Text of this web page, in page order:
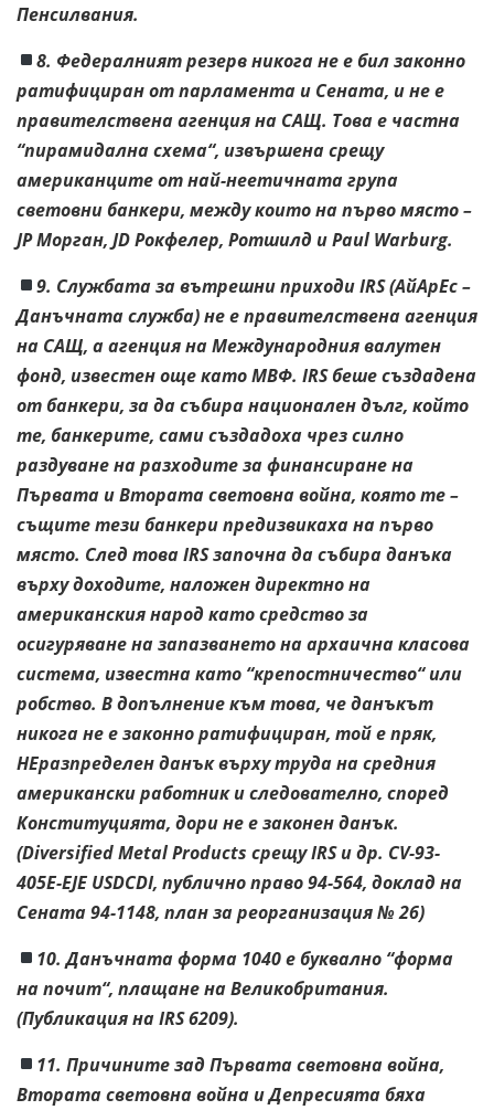
Пенсилвания.
8. Федералният резерв никога не е бил законно
ратифициран от парламента и Сената, и не е
правителствена агенция на САЩ. Това е частна
“пирамидална схема“, извършена срещу
американците от най-неетичната група
световни банкери, между които на първо място –
JP Морган, JD Рокфелер, Ротшилд и Paul Warburg.
9. Службата за вътрешни приходи IRS (АйАрЕс –
Данъчната служба) не е правителствена агенция
на САЩ, а агенция на Международния валутен
фонд, известен още като МВФ. IRS беше създадена
от банкери, за да събира национален дълг, който
те, банкерите, сами създадоха чрез силно
раздуване на разходите за финансиране на
Първата и Втората световна война, която те –
същите тези банкери предизвикаха на първо
място. След това IRS започна да събира данъка
върху доходите, наложен директно на
американския народ като средство за
осигуряване на запазването на архаична класова
система, известна като “крепостничество“ или
робство. В допълнение към това, че данъкът
никога не е законно ратифициран, той е пряк,
НЕразпределен данък върху труда на средния
американски работник и следователно, според
Конституцията, дори не е законен данък.
(Diversified Metal Products срещу IRS и др. CV-93-
405E-EJE USDCDI, публично право 94-564, доклад на
Сената 94-1148, план за реорганизация № 26)
10. Данъчната форма 1040 е буквално “форма
на почит“, плащане на Великобритания.
(Публикация на IRS 6209).
11. Причините зад Първата световна война,
Втората световна война и Депресията бяха